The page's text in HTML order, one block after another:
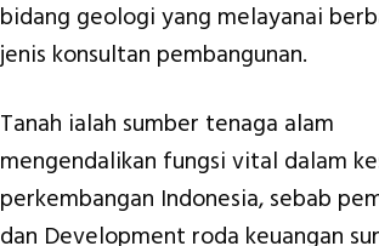
bidang geologi yang melayanai
jenis konsultan pembangunan.
Tanah ialah sumber tenaga alam
mengendalikan fungsi vital dalam
perkembangan Indonesia, sebab
dan Development roda keuangan